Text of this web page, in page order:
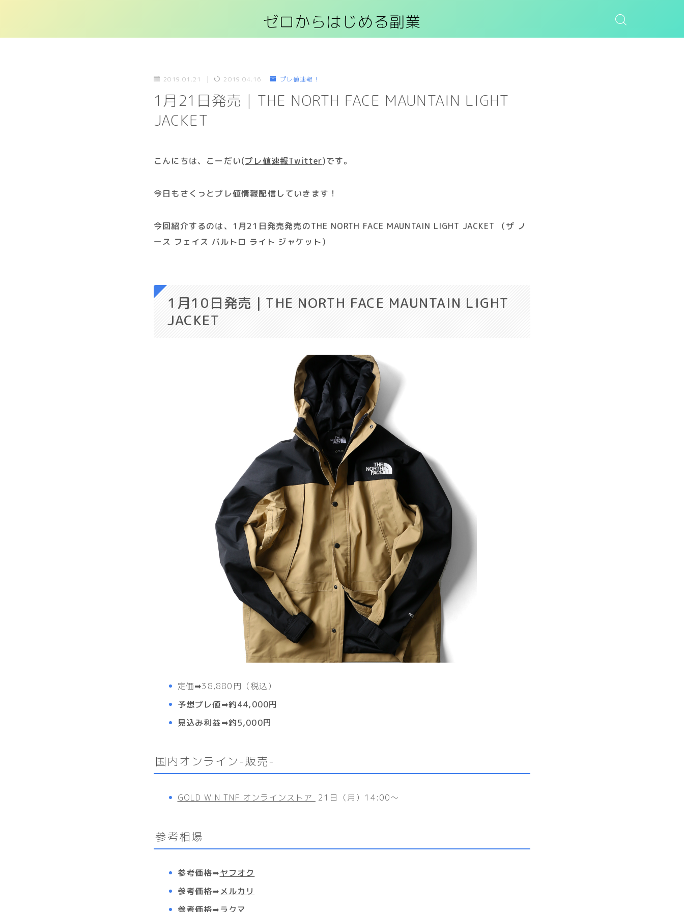
ゼロからはじめる副業
2019.01.21 2019.04.16 プレ値速報！
1月21日発売｜THE NORTH FACE MAUNTAIN LIGHT
JACKET
こんにちは、こーだい(プレ値速報Twitter)です。
今日もさくっとプレ値情報配信していきます！
今回紹介するのは、1月21日発売発売のTHE NORTH FACE MAUNTAIN LIGHT JACKET （ザ ノ
ース フェイス バルトロ ライト ジャケット）
1月10日発売｜THE NORTH FACE MAUNTAIN LIGHT
JACKET
定価➡38,880円（税込）
予想プレ値➡約44,000円
見込み利益➡約5,000円
国内オンライン-販売-
GOLD WIN TNF オンラインストア 21日（月）14:00～
参考相場
参考価格➡ヤフオク
参考価格➡メルカリ
参考価格➡ラクマ